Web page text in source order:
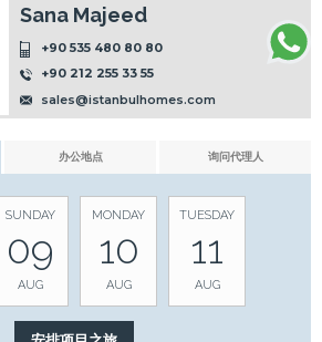
Sana Majeed
+90 535 480 80 80
+90 212 255 33 55
sales@istanbulhomes.com
办公地点 询问代理人
SUNDAY
09
AUG
MONDAY
10
AUG
TUESDAY
11
AUG